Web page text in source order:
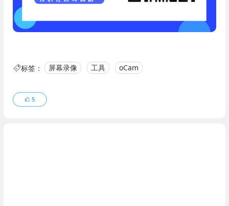
标签： 屏幕录像 工具 oCam
5